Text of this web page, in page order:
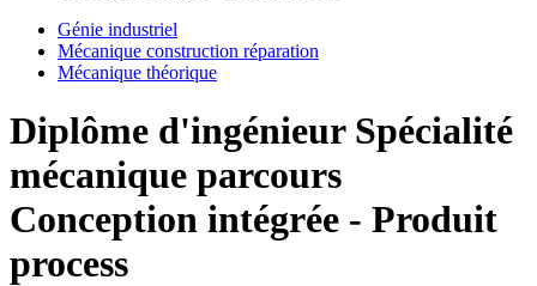
Génie industriel
Mécanique construction réparation
Mécanique théorique
Diplôme d'ingénieur Spécialité
mécanique parcours
Conception intégrée - Produit
process